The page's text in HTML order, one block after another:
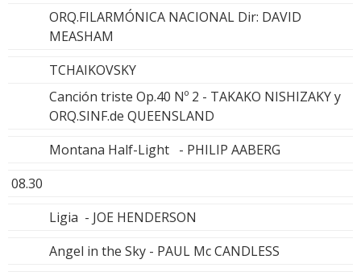
ORQ.FILARMÓNICA NACIONAL Dir: DAVID
MEASHAM
TCHAIKOVSKY
Canción triste Op.40 Nº 2 - TAKAKO NISHIZAKY y
ORQ.SINF.de QUEENSLAND
Montana Half-Light - PHILIP AABERG
08.30
Ligia - JOE HENDERSON
Angel in the Sky - PAUL Mc CANDLESS